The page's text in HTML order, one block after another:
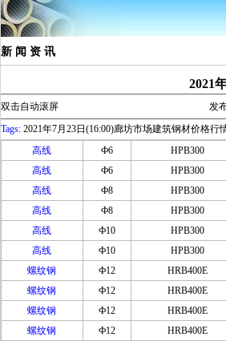
新 闻 资 讯
2021
双击自动滚屏
发
Tags: 2021年7月23日(16:00)廊坊市场建筑钢材价格行
高线
Ф6
HPB300
高线
Ф6
HPB300
高线
Ф8
HPB300
高线
Ф8
HPB300
高线
Ф10
HPB300
高线
Ф10
HPB300
螺纹钢
Ф12
HRB400E
螺纹钢
Ф12
HRB400E
螺纹钢
Ф12
HRB400E
螺纹钢
Ф12
HRB400E